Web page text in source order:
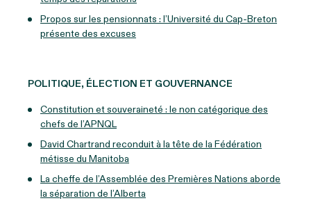
Propos sur les pensionnats : l’Université du Cap-Breton
présente des excuses
POLITIQUE, ÉLECTION ET GOUVERNANCE
Constitution et souveraineté : le non catégorique des
chefs de l’APNQL
David Chartrand reconduit à la tête de la Fédération
métisse du Manitoba
La cheffe de l’Assemblée des Premières Nations aborde
la séparation de l’Alberta